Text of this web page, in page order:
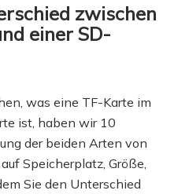
zwischen
einer SD-
was eine TF-Karte im
ist, haben wir 10
der beiden Arten von
Speicherplatz, Größe,
Sie den Unterschied